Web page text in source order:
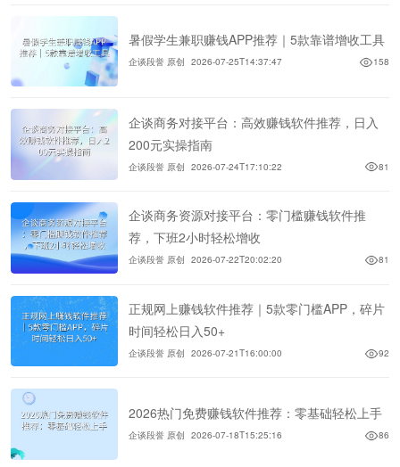
暑假学生兼职赚钱APP推荐｜5款靠谱增收工具
企谈段誉 原创 2026-07-25T14:37:47 158
企谈商务对接平台：高效赚钱软件推荐，日入
200元实操指南
企谈段誉 原创 2026-07-24T17:10:22 81
企谈商务资源对接平台：零门槛赚钱软件推
荐，下班2小时轻松增收
企谈段誉 原创 2026-07-22T20:02:20 81
正规网上赚钱软件推荐｜5款零门槛APP，碎片
时间轻松日入50+
企谈段誉 原创 2026-07-21T16:00:00 92
2026热门免费赚钱软件推荐：零基础轻松上手
企谈段誉 原创 2026-07-18T15:25:16 86